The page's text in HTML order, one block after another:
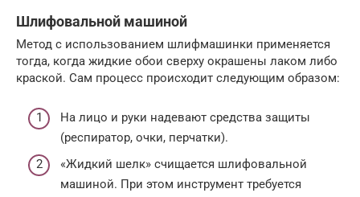
Шлифовальной машиной
Метод с использованием шлифмашинки применяется
тогда, когда жидкие обои сверху окрашены лаком либо
краской. Сам процесс происходит следующим образом:
На лицо и руки надевают средства защиты
(респиратор, очки, перчатки).
«Жидкий шелк» счищается шлифовальной
машиной. При этом инструмент требуется